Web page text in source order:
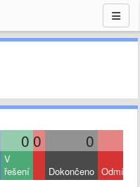
0 0 0
V
řešení
Dokončeno